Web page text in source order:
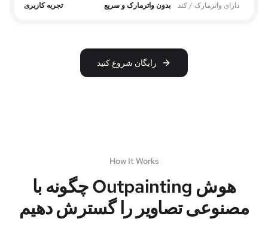
تجربه کاربری بدون واترمارک و سریع دارای واترمارک / کند
رایگان شروع کنید
How It Works
چگونه با Outpainting هوش
مصنوعی تصاویر را گسترش دهیم